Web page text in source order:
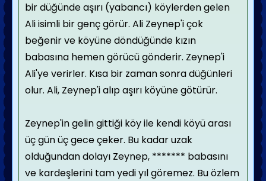
bir düğünde aşırı (yabancı) köylerden gelen
Ali isimli bir genç görür. Ali Zeynep'i çok
beğenir ve köyüne döndüğünde kızın
babasına hemen görücü gönderir. Zeynep'i
Ali'ye verirler. Kısa bir zaman sonra düğünleri
olur. Ali, Zeynep'i alıp aşırı köyüne götürür.
Zeynep'in gelin gittiği köy ile kendi köyü arası
üç gün üç gece çeker. Bu kadar uzak
olduğundan dolayı Zeynep, ******* babasını
ve kardeşlerini tam yedi yıl göremez. Bu özlem